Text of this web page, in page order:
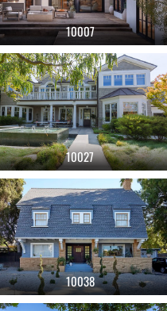
10007
10027
10038